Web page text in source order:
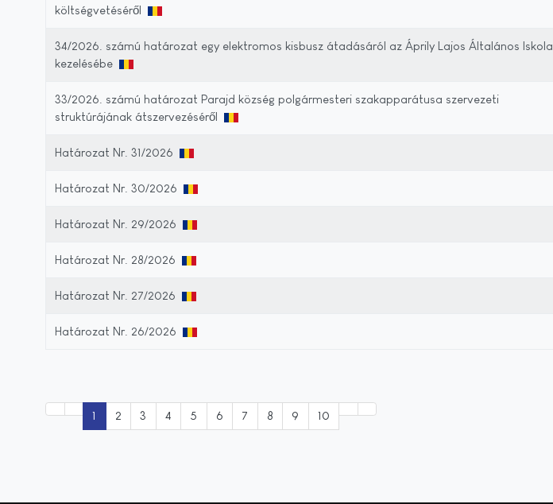
költségvetéséről
34/2026. számú határozat egy elektromos kisbusz átadásáról az Áprily Lajos Általános Iskola
kezelésébe
33/2026. számú határozat Parajd község polgármesteri szakapparátusa szervezeti
struktúrájának átszervezéséről
Határozat Nr. 31/2026
Határozat Nr. 30/2026
Határozat Nr. 29/2026
Határozat Nr. 28/2026
Határozat Nr. 27/2026
Határozat Nr. 26/2026
1 2 3 4 5 6 7 8 9 10